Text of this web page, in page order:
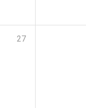
27